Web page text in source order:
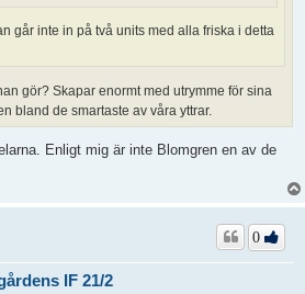
går inte in på två units med alla friska i detta
gör? Skapar enormt med utrymme för sina
bland de smartaste av våra yttrar.
Enligt mig är inte Blomgren en av de
IF 21/2
0